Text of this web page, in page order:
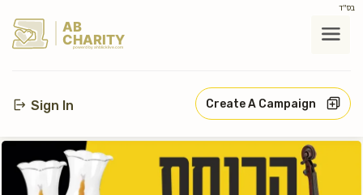
בס"ד
AB
CHARITY
powerd by ahblicklive.com
Sign In Create A Campaign